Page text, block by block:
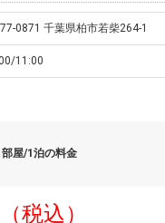
0871 千葉県柏市若柴264-1
11:00
屋/1泊の料金
税込）